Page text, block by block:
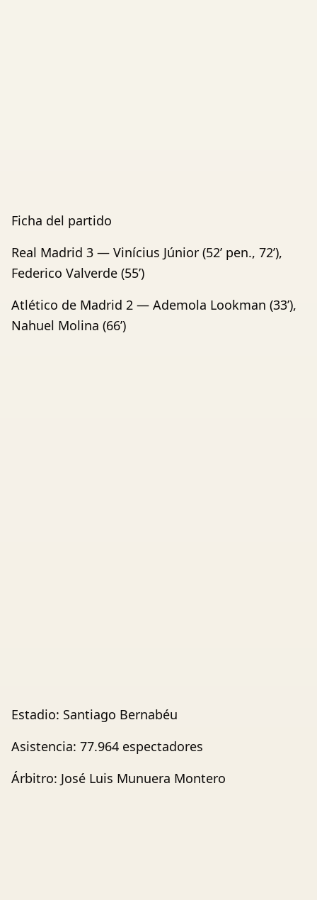
Ficha del partido
Real Madrid 3 — Vinícius Júnior (52’ pen., 72’),
Federico Valverde (55’)
Atlético de Madrid 2 — Ademola Lookman (33’),
Nahuel Molina (66’)
Estadio: Santiago Bernabéu
Asistencia: 77.964 espectadores
Árbitro: José Luis Munuera Montero